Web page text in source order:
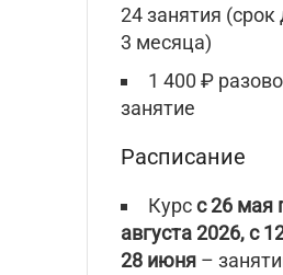
24 занятия (срок
3 месяца)
1 400 ₽
занятие
Расписание
Курсс 26 мая
августа 2026, с
28 июня –